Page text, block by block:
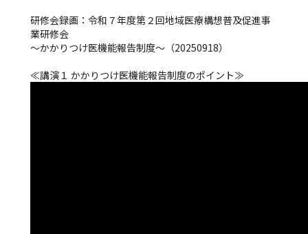
研修会録画：令和７年度第２回地域医療構想普及促進事
業研修会
～かかりつけ医機能報告制度～（20250918）
≪講演１ かかりつけ医機能報告制度のポイント≫